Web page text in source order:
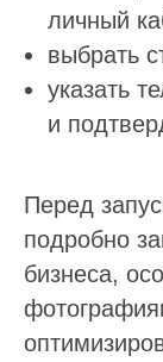
личный
выбрать
указать
и
Перед
подробно
бизнеса,